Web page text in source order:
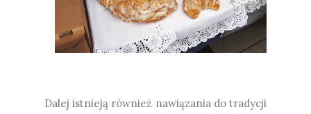
Dalej istnieją również nawiązania do tradycji